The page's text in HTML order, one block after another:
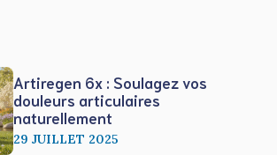
Artiregen 6x : Soulagez vos
douleurs articulaires
naturellement
29 JUILLET 2025